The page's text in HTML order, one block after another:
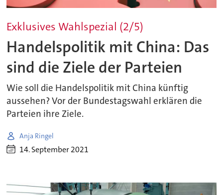
Exklusives Wahlspezial (2/5)
Handelspolitik mit China: Das
sind die Ziele der Parteien
Wie soll die Handelspolitik mit China künftig
aussehen? Vor der Bundestagswahl erklären die
Parteien ihre Ziele.
Anja Ringel
14. September 2021